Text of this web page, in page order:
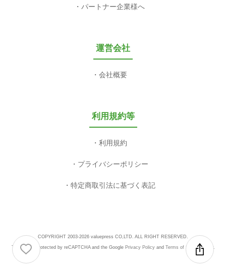
パートナー企業様へ
運営会社
会社概要
利用規約等
利用規約
プライバシーポリシー
特定商取引法に基づく表記
COPYRIGHT 2003-2026 valuepress CO,LTD. ALL RIGHT RESERVED.
This site is protected by reCAPTCHA and the Google Privacy Policyand Terms of Serviceapply.